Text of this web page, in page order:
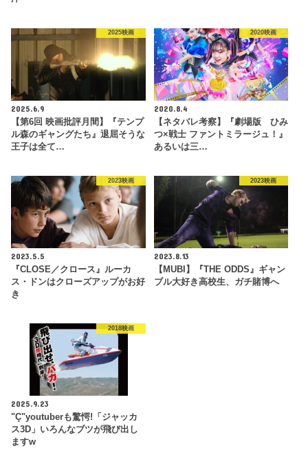
2025映画
2025.6.9
【第6回 映画批評月間】『テンプ
ル森のギャングたち』退屈そうな
王子は全て…
2020映画
2020.8.4
【ネタバレ考察】『劇場版 ひみ
つ×戦士 ファントミラージュ！』
あるいは三…
2023映画
2023.5.5
『CLOSE／クロース』ルーカ
ス・ドンはクローズアップがお好
き
2023映画
2023.8.13
【MUBI】『THE ODDS』ギャン
ブル大好き高校生、ガチ賭博へ
2018映画
2025.9.23
"Ç"youtuberも驚愕!「ジャッカ
ス3D」いろんなブツが飛び出し
ますw